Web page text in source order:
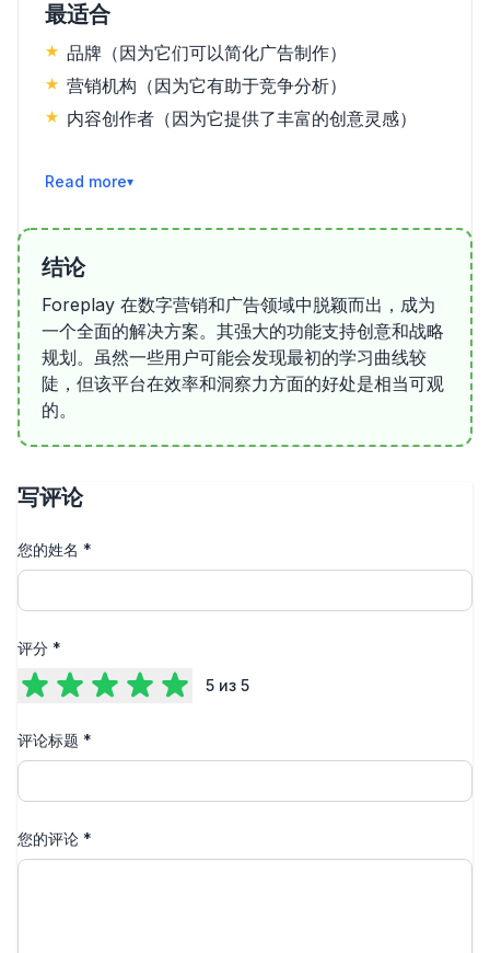
最适合
品牌（因为它们可以简化广告制作）
营销机构（因为它有助于竞争分析）
内容创作者（因为它提供了丰富的创意灵感）
阅读更多
结论
Foreplay 在数字营销和广告领域中脱颖而出，成为
一个全面的解决方案。其强大的功能支持创意和战略
规划。虽然一些用户可能会发现最初的学习曲线较
陡，但该平台在效率和洞察力方面的好处是相当可观
的。
写评论
您的姓名 *
评分 *
5 из 5
评论标题 *
您的评论 *